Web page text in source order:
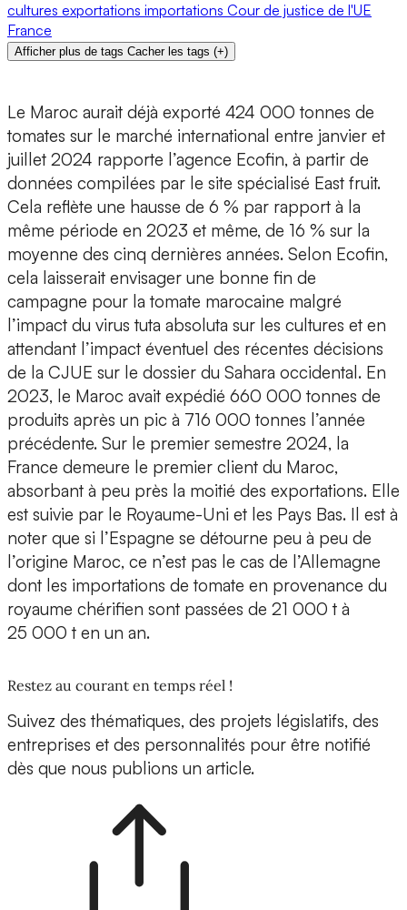
cultures exportations importations Cour de justice de l'UE
France
Afficher plus de tags Cacher les tags (+)
Le Maroc aurait déjà exporté 424 000 tonnes de
tomates sur le marché international entre janvier et
juillet 2024 rapporte l’agence Ecofin, à partir de
données compilées par le site spécialisé East fruit.
Cela reflète une hausse de 6 % par rapport à la
même période en 2023 et même, de 16 % sur la
moyenne des cinq dernières années. Selon Ecofin,
cela laisserait envisager une bonne fin de
campagne pour la tomate marocaine malgré
l’impact du virus tuta absoluta sur les cultures et en
attendant l’impact éventuel des récentes décisions
de la CJUE sur le dossier du Sahara occidental. En
2023, le Maroc avait expédié 660 000 tonnes de
produits après un pic à 716 000 tonnes l’année
précédente. Sur le premier semestre 2024, la
France demeure le premier client du Maroc,
absorbant à peu près la moitié des exportations. Elle
est suivie par le Royaume-Uni et les Pays Bas. Il est à
noter que si l’Espagne se détourne peu à peu de
l’origine Maroc, ce n’est pas le cas de l’Allemagne
dont les importations de tomate en provenance du
royaume chérifien sont passées de 21 000 t à
25 000 t en un an.
Restez au courant en temps réel !
Suivez des thématiques, des projets législatifs, des
entreprises et des personnalités pour être notifié
dès que nous publions un article.